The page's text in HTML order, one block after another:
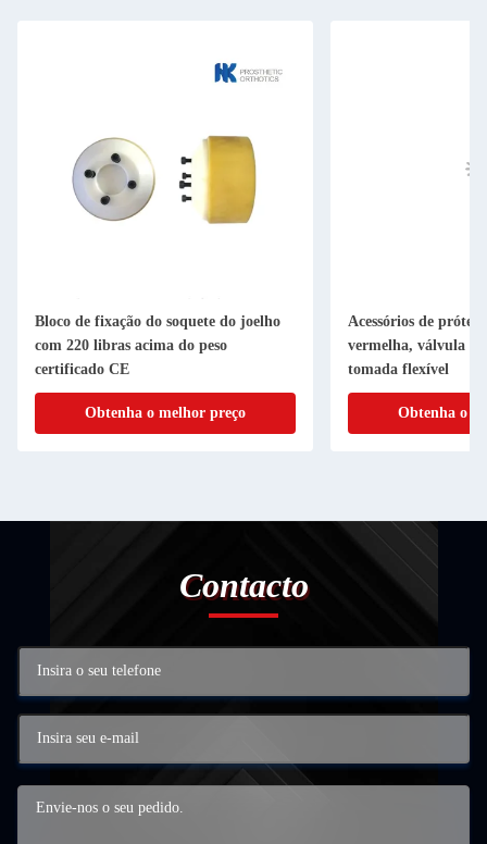
Bloco de fixação do soquete do joelho
com 220 libras acima do peso
certificado CE
Obtenha o melhor preço
Acessórios de
vermelha, válvula
tomada flexível
Obtenha o
Contacto